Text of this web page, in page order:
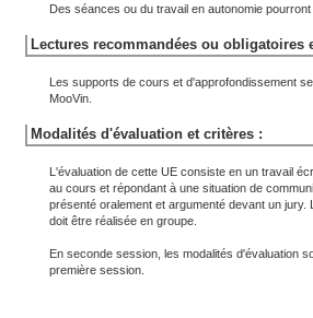
Des séances ou du travail en autonomie pourront
Lectures recommandées ou obligatoires
Les supports de cours et d'approfondissement
MooVin.
Modalités d'évaluation et critères :
L'évaluation de cette UE consiste en un travail
au cours et répondant à une situation de
présenté oralement et argumenté devant un jury.
doit être réalisée en groupe.
En seconde session, les modalités d'évaluation
première session.